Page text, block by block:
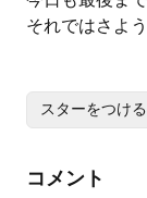
それではさよう
スターをつける
コメント